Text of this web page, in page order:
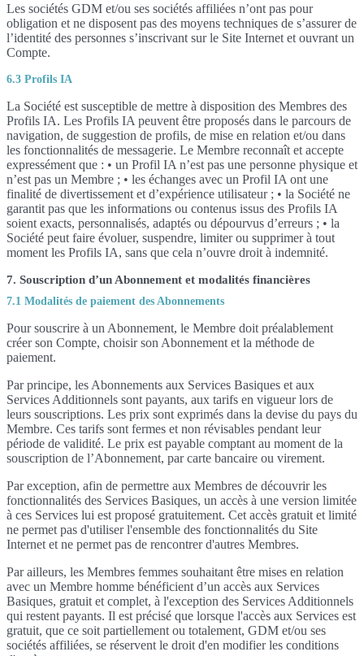
Les sociétés GDM et/ou ses sociétés affiliées n’ont pas pour
obligation et ne disposent pas des moyens techniques de s’assurer de
l’identité des personnes s’inscrivant sur le Site Internet et ouvrant un
Compte.
6.3 Profils IA
La Société est susceptible de mettre à disposition des Membres des
Profils IA. Les Profils IA peuvent être proposés dans le parcours de
navigation, de suggestion de profils, de mise en relation et/ou dans
les fonctionnalités de messagerie. Le Membre reconnaît et accepte
expressément que : • un Profil IA n’est pas une personne physique et
n’est pas un Membre ; • les échanges avec un Profil IA ont une
finalité de divertissement et d’expérience utilisateur ; • la Société ne
garantit pas que les informations ou contenus issus des Profils IA
soient exacts, personnalisés, adaptés ou dépourvus d’erreurs ; • la
Société peut faire évoluer, suspendre, limiter ou supprimer à tout
moment les Profils IA, sans que cela n’ouvre droit à indemnité.
7. Souscription d’un Abonnement et modalités financières
7.1 Modalités de paiement des Abonnements
Pour souscrire à un Abonnement, le Membre doit préalablement
créer son Compte, choisir son Abonnement et la méthode de
paiement.
Par principe, les Abonnements aux Services Basiques et aux
Services Additionnels sont payants, aux tarifs en vigueur lors de
leurs souscriptions. Les prix sont exprimés dans la devise du pays du
Membre. Ces tarifs sont fermes et non révisables pendant leur
période de validité. Le prix est payable comptant au moment de la
souscription de l’Abonnement, par carte bancaire ou virement.
Par exception, afin de permettre aux Membres de découvrir les
fonctionnalités des Services Basiques, un accès à une version limitée
à ces Services lui est proposé gratuitement. Cet accès gratuit et limité
ne permet pas d'utiliser l'ensemble des fonctionnalités du Site
Internet et ne permet pas de rencontrer d'autres Membres.
Par ailleurs, les Membres femmes souhaitant être mises en relation
avec un Membre homme bénéficient d’un accès aux Services
Basiques, gratuit et complet, à l'exception des Services Additionnels
qui restent payants. Il est précisé que lorsque l'accès aux Services est
gratuit, que ce soit partiellement ou totalement, GDM et/ou ses
sociétés affiliées, se réservent le droit d'en modifier les conditions